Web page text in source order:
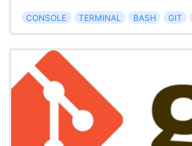
CONSOLE TERMINAL BASH GIT